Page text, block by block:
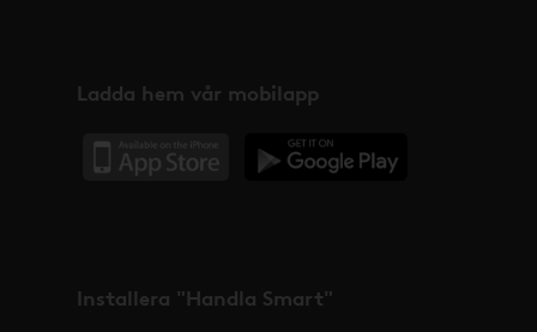
Ladda hem vår mobilapp
Installera "Handla Smart"